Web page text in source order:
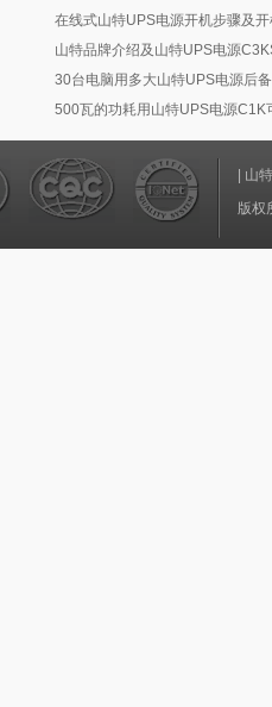
在线式山特UPS电源开机步骤及
山特品牌介绍及山特UPS电源
30台电脑用多大山特UPS电源后备
500瓦的功耗用山特UPS电源C1K
山
版权